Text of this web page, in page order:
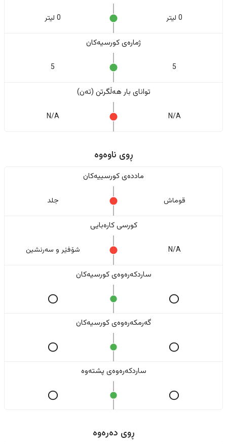
0 لیتر 0 لیتر
ژمارەی کورسیەکان
5
5
تواناى بار هەڵگرتن (تەن)
N/A
N/A
ڕوی ناوەوە
ماددەی کورسییەکان
قوماش جلد
کورسی کارەبایی
N/A شۆفێر و سەرنشین
ساردکەرەوەی کورسیەکان
گەرمکەرەوەی کورسیەکان
ساردکەرەوەی پشتەوە
ڕوی دەرەوە